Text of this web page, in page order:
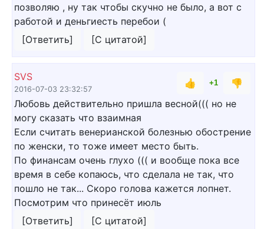
позволяю , ну так чтобы скучно не было, а вот с
работой и деньгиесть перебои (
[Ответить]
[С цитатой]
SVS
2016-07-03 23:32:57
👍 +1
👎
Любовь действительно пришла весной((( но не
могу сказать что взаимная
Если считать венерианской болезнью обострение
по женски, то тоже имеет место быть.
По финансам очень глухо ((( и вообще пока все
время в себе копаюсь, что сделала не так, что
пошло не так... Скоро голова кажется лопнет.
Посмотрим что принесёт июль
[Ответить]
[С цитатой]